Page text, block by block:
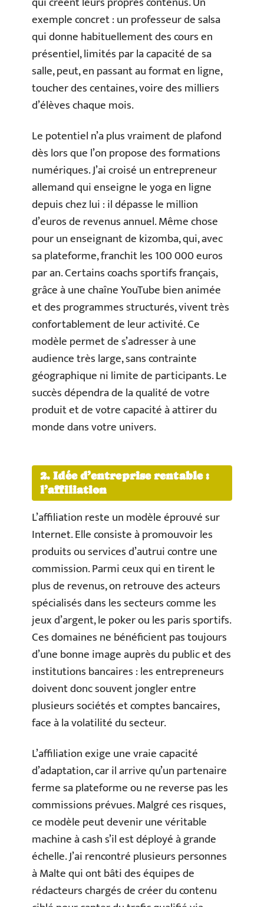
exemple concret : un professeur de salsa
qui donne habituellement des cours en
présentiel, limités par la capacité de sa
salle, peut, en passant au format en ligne,
toucher des centaines, voire des milliers
d’élèves chaque mois.
Le potentiel n’a plus vraiment de plafond
dès lors que l’on propose des formations
numériques. J’ai croisé un entrepreneur
allemand qui enseigne le yoga en ligne
depuis chez lui : il dépasse le million
d’euros de revenus annuel. Même chose
pour un enseignant de kizomba, qui, avec
sa plateforme, franchit les 100 000 euros
par an. Certains coachs sportifs français,
grâce à une chaîne YouTube bien animée
et des programmes structurés, vivent très
confortablement de leur activité. Ce
modèle permet de s’adresser à une
audience très large, sans contrainte
géographique ni limite de participants. Le
succès dépendra de la qualité de votre
produit et de votre capacité à attirer du
monde dans votre univers.
2. Idée d’entreprise rentable :
l’affiliation
L’affiliation reste un modèle éprouvé sur
Internet. Elle consiste à promouvoir les
produits ou services d’autrui contre une
commission. Parmi ceux qui en tirent le
plus de revenus, on retrouve des acteurs
spécialisés dans les secteurs comme les
jeux d’argent, le poker ou les paris sportifs.
Ces domaines ne bénéficient pas toujours
d’une bonne image auprès du public et des
institutions bancaires : les entrepreneurs
doivent donc souvent jongler entre
plusieurs sociétés et comptes bancaires,
face à la volatilité du secteur.
L’affiliation exige une vraie capacité
d’adaptation, car il arrive qu’un partenaire
ferme sa plateforme ou ne reverse pas les
commissions prévues. Malgré ces risques,
ce modèle peut devenir une véritable
machine à cash s’il est déployé à grande
échelle. J’ai rencontré plusieurs personnes
à Malte qui ont bâti des équipes de
rédacteurs chargés de créer du contenu